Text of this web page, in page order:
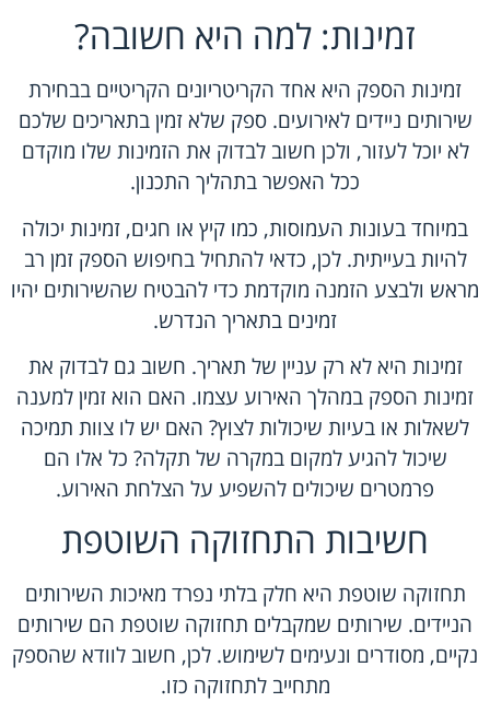
זמינות: למה היא חשובה?
זמינות הספק היא אחד הקריטריונים הקריטיים בבחירת
שירותים ניידים לאירועים. ספק שלא זמין בתאריכים שלכם
לא יוכל לעזור, ולכן חשוב לבדוק את הזמינות שלו מוקדם
ככל האפשר בתהליך התכנון.
במיוחד בעונות העמוסות, כמו קיץ או חגים, זמינות יכולה
להיות בעייתית. לכן, כדאי להתחיל בחיפוש הספק זמן רב
מראש ולבצע הזמנה מוקדמת כדי להבטיח שהשירותים יהיו
זמינים בתאריך הנדרש.
זמינות היא לא רק עניין של תאריך. חשוב גם לבדוק את
זמינות הספק במהלך האירוע עצמו. האם הוא זמין למענה
לשאלות או בעיות שיכולות לצוץ? האם יש לו צוות תמיכה
שיכול להגיע למקום במקרה של תקלה? כל אלו הם
פרמטרים שיכולים להשפיע על הצלחת האירוע.
חשיבות התחזוקה השוטפת
תחזוקה שוטפת היא חלק בלתי נפרד מאיכות השירותים
הניידים. שירותים שמקבלים תחזוקה שוטפת הם שירותים
נקיים, מסודרים ונעימים לשימוש. לכן, חשוב לוודא שהספק
מתחייב לתחזוקה כזו.